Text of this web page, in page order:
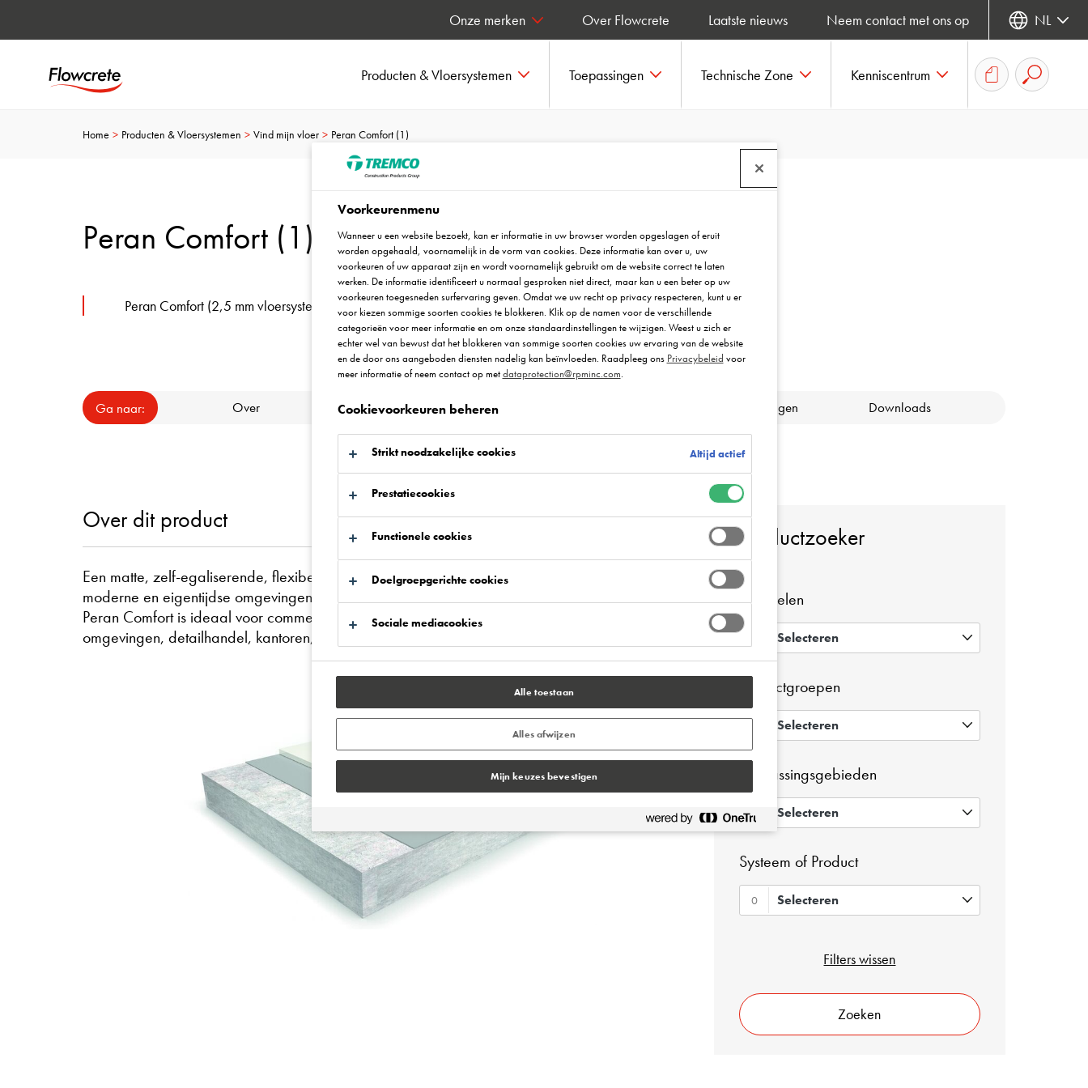
Producten & Vloersystemen Toepassingen Technische Zone Kenniscentrum
Over Flowcrete Laatste nieuws Neem contact met ons op
Onze merken NL
Peran Comfort (1)
Peran Comfort (2,5 mm vloersysteem)
Home Producten & Vloersystemen Vind mijn vloer Peran Comfort (1)
Ga naar: Over Beschikbare kleuren Certificeringen Downloads
Productzoeker
Voordelen
Selecteren
Productgroepen
Selecteren
Toepassingsgebieden
0 Selecteren
Systeem of Product
0 Selecteren
Filters wissen
Zoeken
Over dit product
Een matte, zelf-egaliserende, flexibele polyurethaan coating. Ideaal voor minimalistische,
moderne en eigentijdse omgevingen.
Peran Comfort is ideaal voor commerciële omgevingen met intensief verkeer, zoals recreatie
omgevingen, detailhandel, kantoren, ziekenhuizen en scholen.
Voorkeurenmenu
Wanneer u een website bezoekt, kan er informatie in uw browser worden opgeslagen of eruit
worden opgehaald, voornamelijk in de vorm van cookies. Deze informatie kan over u, uw
voorkeuren of uw apparaat zijn en wordt voornamelijk gebruikt om de website correct te laten
werken. De informatie identificeert u normaal gesproken niet direct, maar kan u een beter op uw
voorkeuren toegesneden surfervaring geven. Omdat we uw recht op privacy respecteren, kunt u er
voor kiezen sommige soorten cookies te blokkeren. Klik op de namen voor de verschillende
categorieën voor meer informatie en om onze standaardinstellingen te wijzigen. Weest u zich er
echter wel van bewust dat het blokkeren van sommige soorten cookies uw ervaring van de website
en de door ons aangeboden diensten nadelig kan beïnvloeden. Raadpleeg ons Privacybeleid voor
meer informatie of neem contact op metdataprotection@rpminc.com.
Cookievoorkeuren beheren
Strikt noodzakelijke cookies Altijd actief
Prestatiecookies
Functionele cookies
Doelgroepgerichte cookies
Sociale mediacookies
Alle toestaan
Alles afwijzen
Mijn keuzes bevestigen